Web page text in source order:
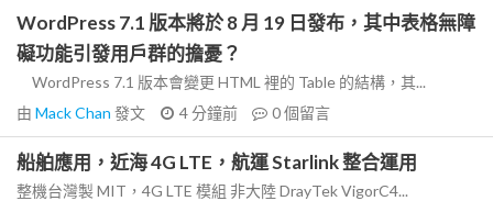
WordPress 7.1 版本將於 8 月 19 日發布，其中表格無障
礙功能引發用戶群的擔憂？
WordPress 7.1 版本會變更 HTML 裡的 Table 的結構，其...
由 Mack Chan 發文 4 分鐘前 0個留言
船舶應用，近海 4G LTE，航運 Starlink 整合運用
整機台灣製 MIT，4G LTE 模組 非大陸 DrayTek VigorC4...